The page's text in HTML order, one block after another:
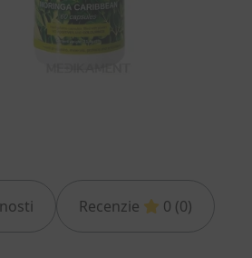
Recenzie 0 (0)